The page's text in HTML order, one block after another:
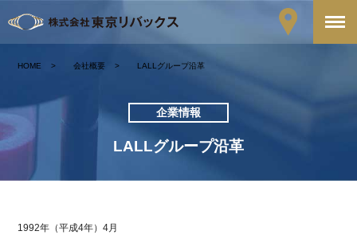
HOME 会社概要 LALLグループ沿革
企業情報
LALLグループ沿革
1992年（平成4年）4月